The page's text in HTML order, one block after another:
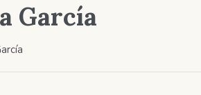
García